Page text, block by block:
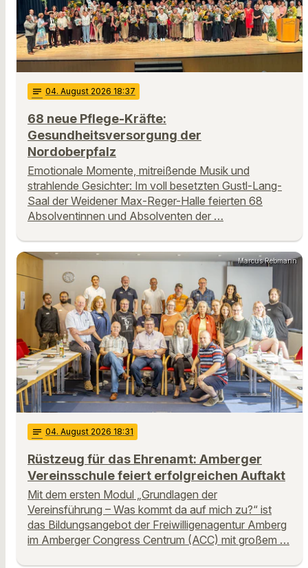
notes 04. August 2026 18:37
68 neue Pflege-Kräfte:
Gesundheitsversorgung der
Nordoberpfalz
Emotionale Momente, mitreißende Musik und
strahlende Gesichter: Im voll besetzten Gustl-Lang-
Saal der Weidener Max-Reger-Halle feierten 68
Absolventinnen und Absolventen der …
Marcus Rebmann
notes 04. August 2026 18:31
Rüstzeug für das Ehrenamt: Amberger
Vereinsschule feiert erfolgreichen Auftakt
Mit dem ersten Modul „Grundlagen der
Vereinsführung – Was kommt da auf mich zu?“ ist
das Bildungsangebot der Freiwilligenagentur Amberg
im Amberger Congress Centrum (ACC) mit großem …